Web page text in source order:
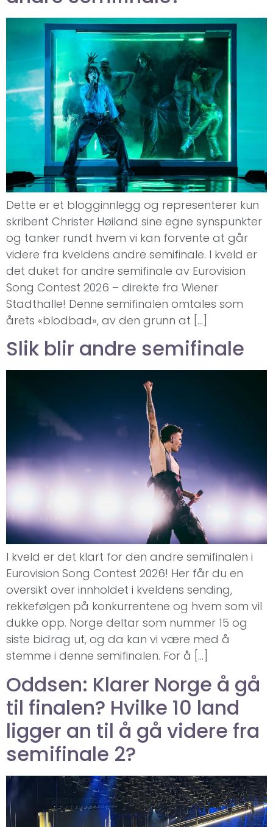
Dette er et blogginnlegg og representerer kun
skribent Christer Høiland sine egne synspunkter
og tanker rundt hvem vi kan forvente at går
videre fra kveldens andre semifinale. I kveld er
det duket for andre semifinale av Eurovision
Song Contest 2026 – direkte fra Wiener
Stadthalle! Denne semifinalen omtales som
årets «blodbad», av den grunn at […]
Slik blir andre semifinale
I kveld er det klart for den andre semifinalen i
Eurovision Song Contest 2026! Her får du en
oversikt over innholdet i kveldens sending,
rekkefølgen på konkurrentene og hvem som vil
dukke opp. Norge deltar som nummer 15 og
siste bidrag ut, og da kan vi være med å
stemme i denne semifinalen. For å […]
Oddsen: Klarer Norge å gå
til finalen? Hvilke 10 land
ligger an til å gå videre fra
semifinale 2?